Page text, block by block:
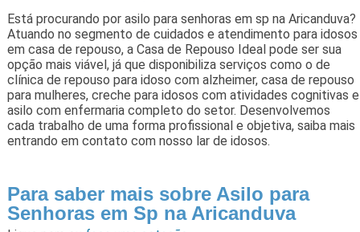
Está procurando por asilo para senhoras em sp na Aricanduva?
Atuando no segmento de cuidados e atendimento para idosos
em casa de repouso, a Casa de Repouso Ideal pode ser sua
opção mais viável, já que disponibiliza serviços como o de
clínica de repouso para idoso com alzheimer, casa de repouso
para mulheres, creche para idosos com atividades cognitivas e
asilo com enfermaria completo do setor. Desenvolvemos
cada trabalho de uma forma profissional e objetiva, saiba mais
entrando em contato com nosso lar de idosos.
Para saber mais sobre Asilo para
Senhoras em Sp na Aricanduva